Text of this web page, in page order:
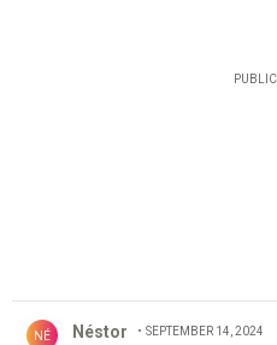
NÉ Néstor SEPTEMBER 14, 2024